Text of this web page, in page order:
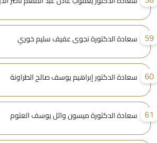
سعادة الدكتورة نجوى عفيف سليم خوري
سعادة الدكتور إبراهيم يوسف صالح الطراونة
سعادة الدكتورة ميسون وائل يوسف العتوم